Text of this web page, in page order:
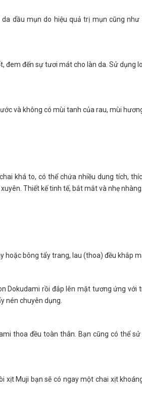
dầu mụn do hiệu quả trị mụn cũng như
đem đến sự tươi mát cho làn da. Sử dụng
và không có mùi tanh của rau, mùi
khá to, có thể chứa nhiều dung tích,
Thiết kế tinh tế, bắt mắt và nhẹ nhàng.
hoặc bông tẩy trang, lau (thoa) đều khắp
Dokudami rồi đắp lên mặt tương ứng với
nén chuyên dụng.
thoa đều toàn thân. Bạn cũng có thể
xịt Muji bạn sẽ có ngay một chai xịt